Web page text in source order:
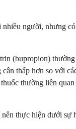
người, nhưng
(bupropion)
thấp hơn so với
thường liên quan
thực hiện dưới sự